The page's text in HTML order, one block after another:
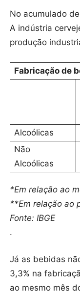
No acumulado
A indústria
produção
Fabricação de
Alcoólicas
Não
Alcoólicas
*Em relação ao
**Em relação ao
Fonte: IBGE
.
Já as bebidas
3,3% na
ao mesmo mês